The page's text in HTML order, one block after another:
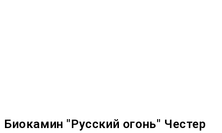
Биокамин "Русский огонь" Честер